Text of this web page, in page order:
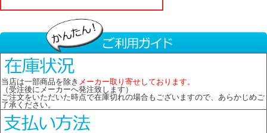
当店は一部商品を除き メーカー取り寄せしております。
（受注後にメーカーへ発注致します）
ご注文をいただいた時点で在庫切れの場合もございますので、あらかじめご
了承ください。